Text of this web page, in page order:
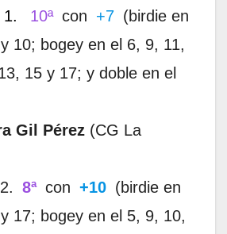
10ª con +7 (birdie en
10; bogey en el 6, 9, 11,
15 y 17; y doble en el
Gil Pérez (CG La
8ª con +10 (birdie en
17; bogey en el 5, 9, 10,